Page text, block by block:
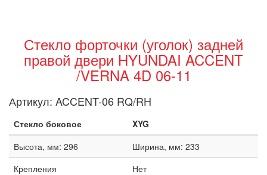
Стекло форточки (уголок) задней
правой двери HYUNDAI ACCENT
/VERNA 4D 06-11
Артикул: ACCENT-06 RQ/RH
Стекло боковое
XYG
Высота, мм: 296
Ширина, мм: 233
Крепления
Нет